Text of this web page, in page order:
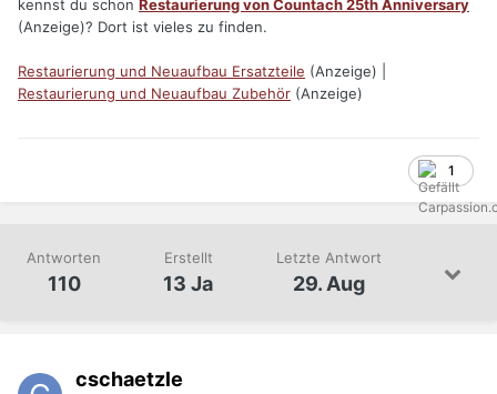
kennst du schon Restaurierung von Countach 25th Anniversary
(Anzeige)? Dort ist vieles zu finden.
Restaurierung und Neuaufbau Ersatzteile (Anzeige) |
Restaurierung und Neuaufbau Zubehör (Anzeige)
1
Antworten
110
Erstellt
13 Ja
Letzte Antwort
29. Aug
cschaetzle